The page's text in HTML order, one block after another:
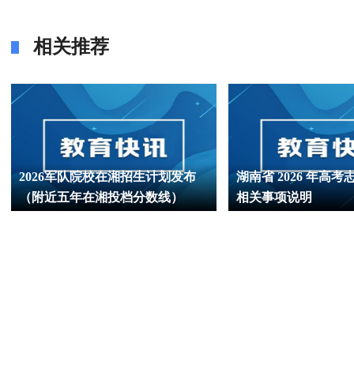
相关推荐
2026军队院校在湘招生计划发布
（附近五年在湘投档分数线）
湖南省 2026 年高考
相关事项说明